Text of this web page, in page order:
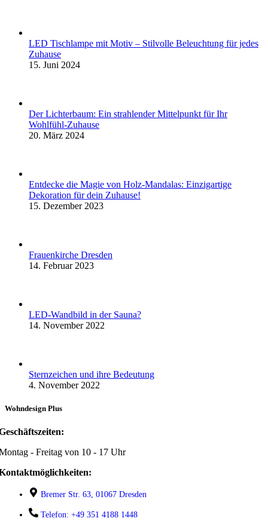
LED Tischlampe mit Motiv – Stilvolle Beleuchtung für jedes
Zuhause
15. Juni 2024
Der Lichterbaum: Ein strahlender Mittelpunkt für Ihr
Wohlfühl-Zuhause
20. März 2024
Entdecke die Magie von Holz-Mandalas: Einzigartige
Dekoration für dein Zuhause!
15. Dezember 2023
Frauenkirche Dresden
14. Februar 2023
LED-Wandbild in der Sauna?
14. November 2022
Sternzeichen und ihre Bedeutung
4. November 2022
Wohndesign Plus
- Freitag von 10 - 17 Uhr
Bremer Str. 63, 01067 Dresden
Telefon: +49 351 4188 1448